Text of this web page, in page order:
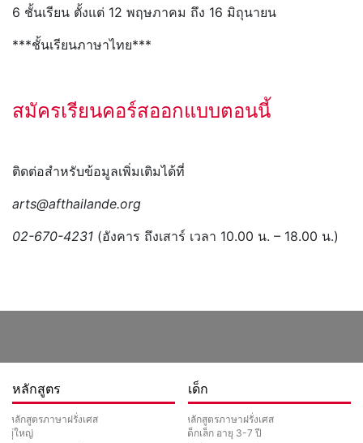
6 ชั้นเรียน ตั้งแต่ 12 พฤษภาคม ถึง 16 มิถุนายน
***ชั้นเรียนภาษาไทย***
สมัครเรียนคอร์สออกแบบตอนนี้
ติดต่อสำหรับข้อมูลเพิ่มเติมได้ที่
arts@afthailande.org
02-670-4231 (อังคาร ถึงเสาร์ เวลา 10.00 น. – 18.00 น.)
หลักสูตร
หลักสูตรภาษาฝรั่งเศส
ผู้ใหญ่
เด็ก
หลักสูตรภาษาฝรั่งเศส
เด็กเล็ก อายุ 3-7 ปี